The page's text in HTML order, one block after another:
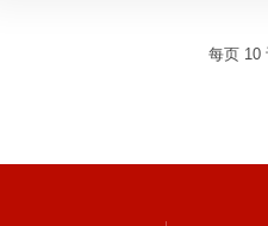
每页 10